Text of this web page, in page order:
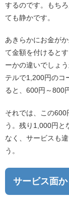
するのです。もち
ても静かです。
あきらかにお金が
て金額を付けると
ーかの違いでしょ
テルで1,200円のコ
ると、600円～800
それでは、この600
う。残り1,000円と
なく、サービスも
う。
サービス面